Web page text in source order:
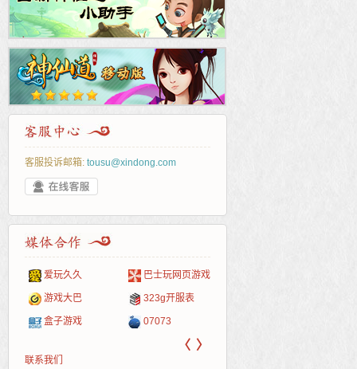
客服投诉邮箱: tousu@xindong.com
爱玩久久 巴士玩网页游戏
游戏大巴 323g开服表
盒子游戏 07073
〈 〉
联系我们